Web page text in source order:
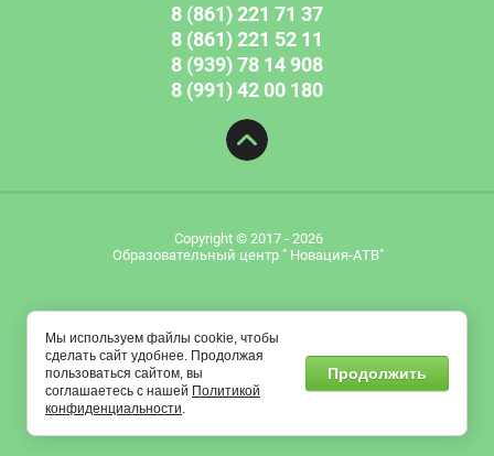
8 (861) 221 71 37
8 (861) 221 52 11
8 (939) 78 14 908
8 (991) 42 00 180
Copyright © 2017 - 2026
Образовательный центр " Новация-АТВ"
сделать сайт
Мы используем файлы cookie, чтобы
сделать сайт удобнее. Продолжая
пользоваться сайтом, вы
соглашаетесь с нашей Политикой
конфиденциальности.
Продолжить